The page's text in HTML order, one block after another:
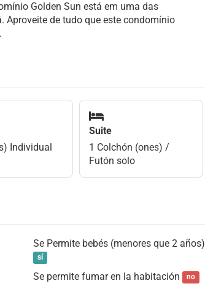
Golden Sun está em uma das
Aproveite de tudo que este condomínio
Individual
Suite
1 Colchón (ones) /
Futón solo
Se Permite bebés (menores que 2 años)
sí
Se permite fumar en la habitación no